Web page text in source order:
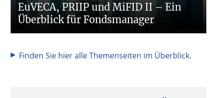
EuVECA, PRIIP und MiFID II – Ein
Überblick für Fondsmanager
Finden Sie hier alle Themenseiten im Überblick.